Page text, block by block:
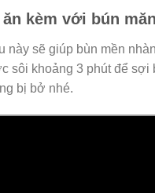
kèm với bún
sẽ giúp bùn mền
sôi khoảng 3 phút để
bị bở nhé.